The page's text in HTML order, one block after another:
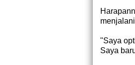
"Saya
Saya